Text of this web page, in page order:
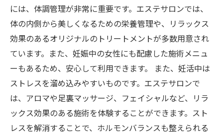
には、体調管理が非常に重要です。エステサロンでは、
体の内側から美しくなるための栄養管理や、リラックス
効果のあるオリジナルのトリートメントが多数用意され
ています。また、妊娠中の女性にも配慮した施術メニュ
ーもあるため、安心して利用できます。 また、妊活中は
ストレスを溜め込みやすいものです。エステサロンで
は、アロマや足裏マッサージ、フェイシャルなど、リラ
ックス効果のある施術を体験することができます。スト
レスを解消することで、ホルモンバランスも整えられる